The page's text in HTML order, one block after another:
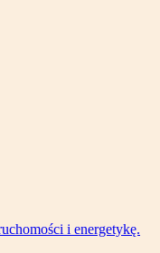
i energetykę.